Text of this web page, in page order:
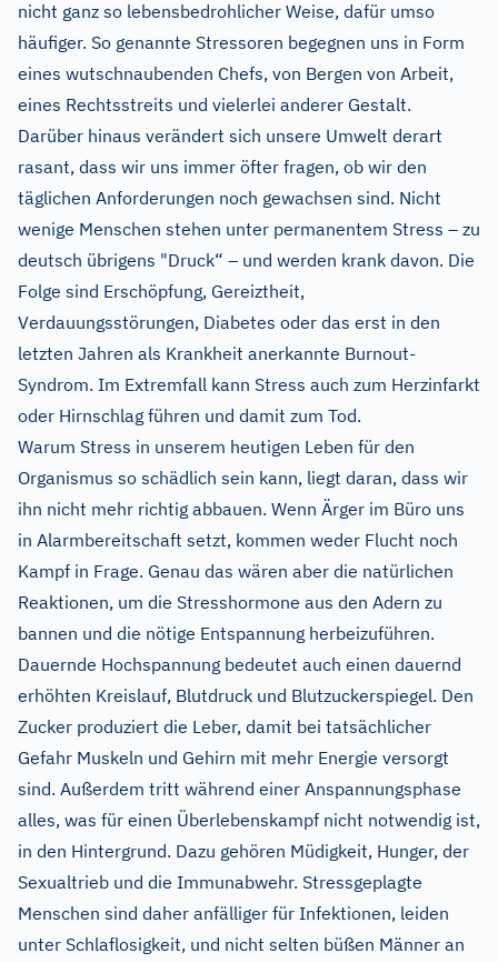
nicht ganz so lebensbedrohlicher Weise, dafür umso
häufiger. So genannte Stressoren begegnen uns in Form
eines wutschnaubenden Chefs, von Bergen von Arbeit,
eines Rechtsstreits und vielerlei anderer Gestalt.
Darüber hinaus verändert sich unsere Umwelt derart
rasant, dass wir uns immer öfter fragen, ob wir den
täglichen Anforderungen noch gewachsen sind. Nicht
wenige Menschen stehen unter permanentem Stress – zu
deutsch übrigens "Druck“ – und werden krank davon. Die
Folge sind Erschöpfung, Gereiztheit,
Verdauungsstörungen, Diabetes oder das erst in den
letzten Jahren als Krankheit anerkannte Burnout-
Syndrom. Im Extremfall kann Stress auch zum Herzinfarkt
oder Hirnschlag führen und damit zum Tod.
Warum Stress in unserem heutigen Leben für den
Organismus so schädlich sein kann, liegt daran, dass wir
ihn nicht mehr richtig abbauen. Wenn Ärger im Büro uns
in Alarmbereitschaft setzt, kommen weder Flucht noch
Kampf in Frage. Genau das wären aber die natürlichen
Reaktionen, um die Stresshormone aus den Adern zu
bannen und die nötige Entspannung herbeizuführen.
Dauernde Hochspannung bedeutet auch einen dauernd
erhöhten Kreislauf, Blutdruck und Blutzuckerspiegel. Den
Zucker produziert die Leber, damit bei tatsächlicher
Gefahr Muskeln und Gehirn mit mehr Energie versorgt
sind. Außerdem tritt während einer Anspannungsphase
alles, was für einen Überlebenskampf nicht notwendig ist,
in den Hintergrund. Dazu gehören Müdigkeit, Hunger, der
Sexualtrieb und die Immunabwehr. Stressgeplagte
Menschen sind daher anfälliger für Infektionen, leiden
unter Schlaflosigkeit, und nicht selten büßen Männer an